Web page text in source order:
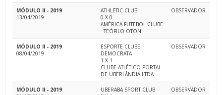
MÓDULO II - 2019
13/04/2019
ATHLETIC CLUB
0 X 0
AMÉRICA FUTEBOL CLUBE
- TEÓFILO OTONI
OBSERVADOR
MÓDULO II - 2019
08/04/2019
ESPORTE CLUBE
DEMOCRATA
1 X 1
CLUBE ATLÉTICO PORTAL
DE UBERLÂNDIA LTDA
OBSERVADOR
MÓDULO II - 2019
UBERABA SPORT CLUB
OBSERVADOR